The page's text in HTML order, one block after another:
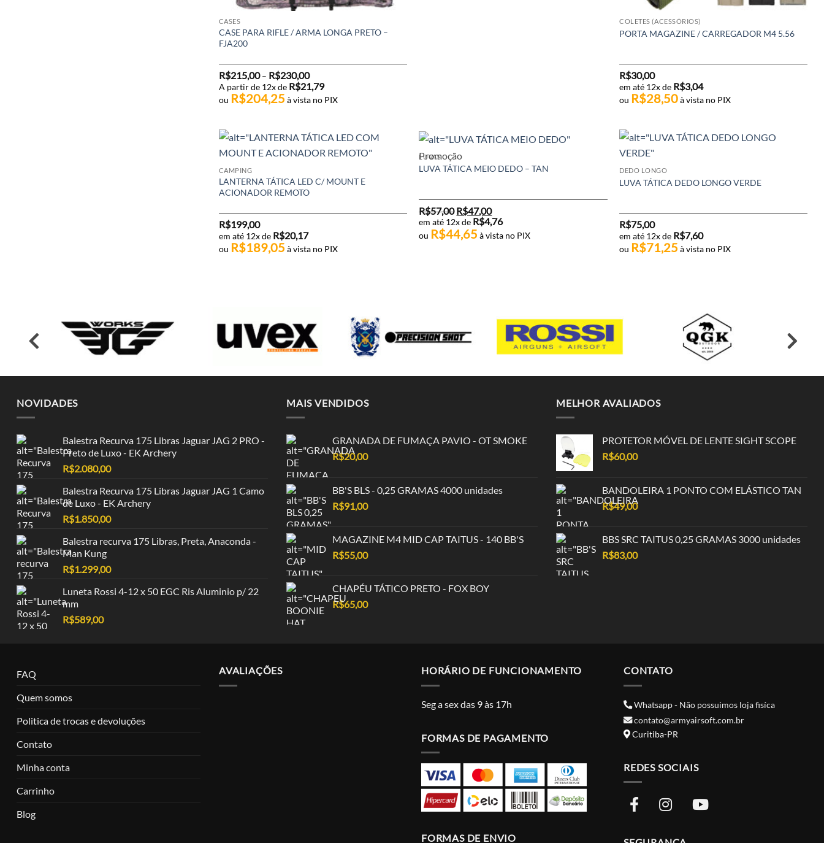
CASES
CASE PARA RIFLE / ARMA LONGA PRETO –
FJA200
R$215,00 – R$230,00Faixa
de
preço:
R$215,00
A partir de 12x de R$21,79
ou R$204,25 à vista no PIX
COLETES (ACESSÓRIOS)
PORTA MAGAZINE / CARREGADOR M4 5.56
R$30,00
em até 12x de R$3,04
ou R$28,50à vista no PIX
CAMPING
LANTERNA TÁTICA LED C/ MOUNT E
ACIONADOR REMOTO
R$199,00
em até 12x de R$20,17
ou R$189,05 à vista no PIX
Promoção
LUVAS
LUVA TÁTICA MEIO DEDO – TAN
R$57,00 O
preço
original
era:
R$57,00.
R$47,00O
preço
atual
é:
em até 12x de R$4,76
ou R$44,65 à vista no PIX
DEDO LONGO
LUVA TÁTICA DEDO LONGO VERDE
R$75,00
em até 12x de R$7,60
ou R$71,25 à vista no PIX
NOVIDADES
Balestra Recurva 175 Libras Jaguar JAG 2 PRO -
Preto de Luxo - EK Archery
R$2.080,00
Balestra Recurva 175 Libras Jaguar JAG 1 Camo
de Luxo - EK Archery
R$1.850,00
Balestra recurva 175 Libras, Preta, Anaconda -
Man Kung
R$1.299,00
Luneta Rossi 4-12 x 50 EGC Ris Aluminio p/ 22
mm
R$589,00
MAIS VENDIDOS
GRANADA DE FUMAÇA PAVIO - OT SMOKE
R$20,00
BB'S BLS - 0,25 GRAMAS 4000 unidades
R$91,00
MAGAZINE M4 MID CAP TAITUS - 140 BB'S
R$55,00
CHAPÉU TÁTICO PRETO - FOX BOY
R$65,00
MELHOR AVALIADOS
PROTETOR MÓVEL DE LENTE SIGHT SCOPE
R$60,00
BANDOLEIRA 1 PONTO COM ELÁSTICO TAN
R$49,00
BBS SRC TAITUS 0,25 GRAMAS 3000 unidades
R$83,00
FAQ
Quem somos
Politica de trocas e devoluções
Contato
Minha conta
Carrinho
Blog
AVALIAÇÕES HORÁRIO DE FUNCIONAMENTO
Seg a sex das 9 às 17h
FORMAS DE PAGAMENTO
FORMAS DE ENVIO
CONTATO
Whatsapp - Não possuimos loja fisíca
contato@armyairsoft.com.br
Curitiba-PR
REDES SOCIAIS